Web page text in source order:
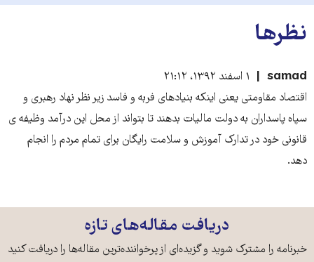
نظرها
samad
۱ اسفند ۱۳۹۲، ۲۱:۱۲
اقتصاد مقاومتی یعنی اینکه بنیادهای فربه و فاسد زیر نظر نهاد رهبری و
سپاه پاسداران به دولت مالیات بدهند تا بتواند از محل این درآمد وظیفه ی
قانونی خود در تدارک آموزش و سلامت رایگان برای تمام مردم را انجام
دهد.
دریافت مقاله‌های تازه
خبرنامه را مشترک شوید و گزیده‌ای از پرخواننده‌ترین مقاله‌ها را دریافت کنید